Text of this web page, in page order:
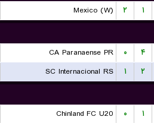
۱ ۲
Mexico (W)
۴ ۰
CA Paranaense PR
۲ ۱
SC Internacional RS
۱ ۰
Chinland FC U20